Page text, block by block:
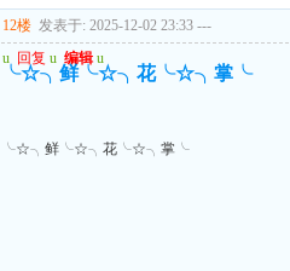
12楼 发表于: 2025-12-02 23:33 ---
u 回复 u 编辑 u
╰☆╮鲜╰☆╮花╰☆╮掌╰
╰☆╮鲜╰☆╮花╰☆╮掌╰